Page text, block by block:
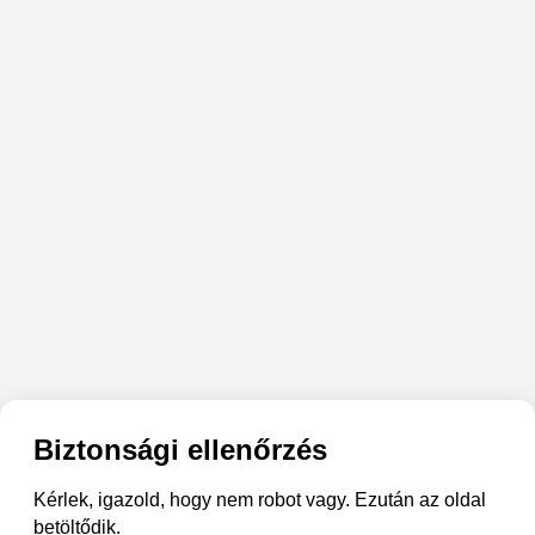
Biztonsági ellenőrzés
Kérlek, igazold, hogy nem robot vagy. Ezután az oldal
betöltődik.